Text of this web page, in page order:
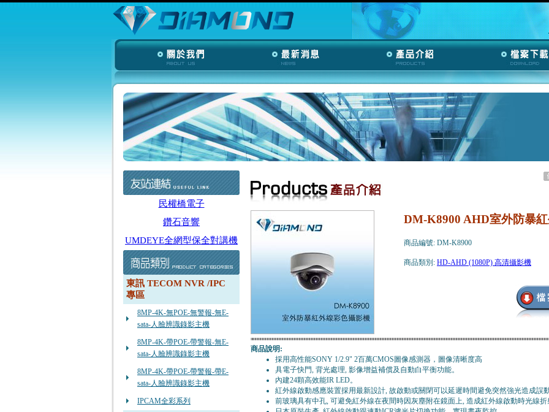
民權橋電子
鑽石音響
UMDEYE全網型保全對講機
東訊 TECOM NVR /IPC
專區
8MP-4K-無POE-無警報-無E-
sata-人臉辨識錄影主機
8MP-4K-帶POE-帶警報-無E-
sata-人臉辨識錄影主機
8MP-4K-帶POE-帶警報-帶E-
sata-人臉辨識錄影主機
IPCAM全彩系列
DM-K8900 AHD室外防暴
商品編號: DM-K8900
商品類別: HD-AHD (1080P) 高清攝影機
商品說明:
採用高性能SONY 1/2.9" 2百萬CMOS圖像感測器，圖像清晰度高
具電子快門, 背光處理, 影像增益補償及自動白平衡功能。
內建24顆高效能IR LED。
紅外線啟動感應裝置採用最新設計, 故啟動或關閉可以延遲時間避免突然強光造成誤
前玻璃具有中孔, 可避免紅外線在夜間時因灰塵附在鏡面上, 造成紅外線啟動時光線